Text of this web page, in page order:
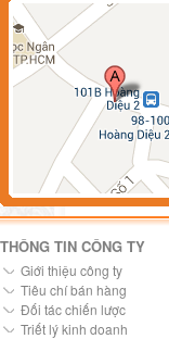
THÔNG TIN CÔNG TY
Giới thiệu công ty
Tiêu chí bán hàng
Đối tác chiến lược
Triết lý kinh doanh